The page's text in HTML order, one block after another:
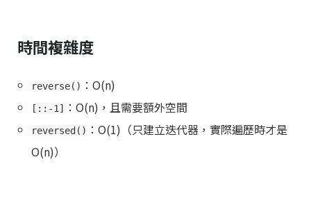
時間複雜度
reverse() ：O(n)
[::-1] ：O(n)，且需要額外空間
reversed() ：O(1)（只建立迭代器，實際遍歷時才是
O(n)）